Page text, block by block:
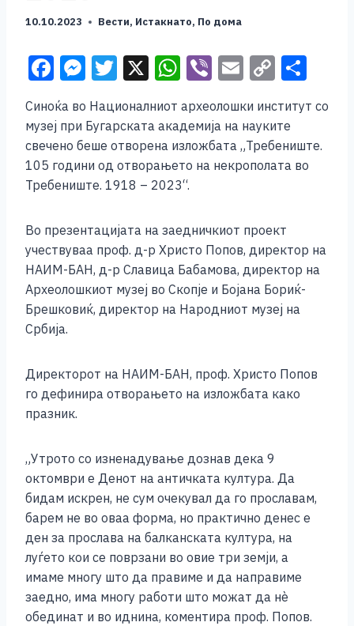
10.10.2023 Вести, Истакнато, По дома
F
a
c
e
b
o
o
k
M
e
ss
e
n
g
er
T
tt
er
X W
at
s
A
p
p
Vi
er
E
ai
l
C
p
y
Li
k
ar
e
Синоќа во Националниот археолошки институт со
музеј при Бугарската академија на науките
свечено беше отворена изложбата „Требениште.
105 години од отворањето на некрополата во
Требениште. 1918 – 2023“.
Во презентацијата на заедничкиот проект
учествуваа проф. д-р Христо Попов, директор на
НАИМ-БАН, д-р Славица Бабамова, директор на
Археолошкиот музеј во Скопје и Бојана Бориќ-
Брешковиќ, директор на Народниот музеј на
Србија.
Директорот на НАИМ-БАН, проф. Христо Попов
го дефинира отворањето на изложбата како
празник.
„Утрото со изненадување дознав дека 9
октомври е Денот на античката култура. Да
бидам искрен, не сум очекувал да го прославам,
барем не во оваа форма, но практично денес е
ден за прослава на балканската култура, на
луѓето кои се поврзани во овие три земји, а
имаме многу што да правиме и да направиме
заедно, има многу работи што можат да нѐ
обединат и во иднина, коментира проф. Попов.